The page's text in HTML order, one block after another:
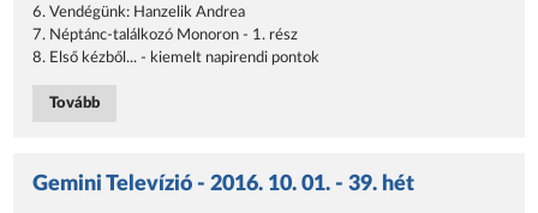
6. Vendégünk: Hanzelik Andrea
7. Néptánc-találkozó Monoron - 1. rész
8. Első kézből... - kiemelt napirendi pontok
Tovább
Gemini Televízió - 2016. 10. 01. - 39. hét